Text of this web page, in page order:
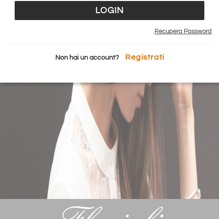
Recupera Password
Non hai un account? Registrati